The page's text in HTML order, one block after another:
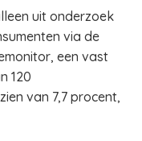
uit onderzoek
via de
een vast
120
van 7,7 procent,